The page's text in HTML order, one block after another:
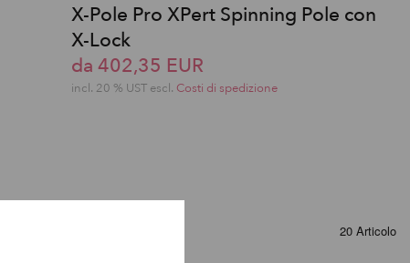
X-Pole Pro XPert Spinning Pole con
X-Lock
da 402,35 EUR
incl. 20 % UST escl. Costi di spedizione
20 Articolo